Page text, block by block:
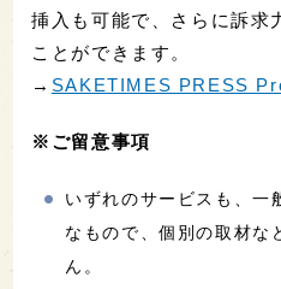
挿入も可能で、さらに訴求
ことができます。
→ SAKETIMES PRESS
※ご留意事項
いずれのサービスも、一
なもので、個別の取材な
ん。